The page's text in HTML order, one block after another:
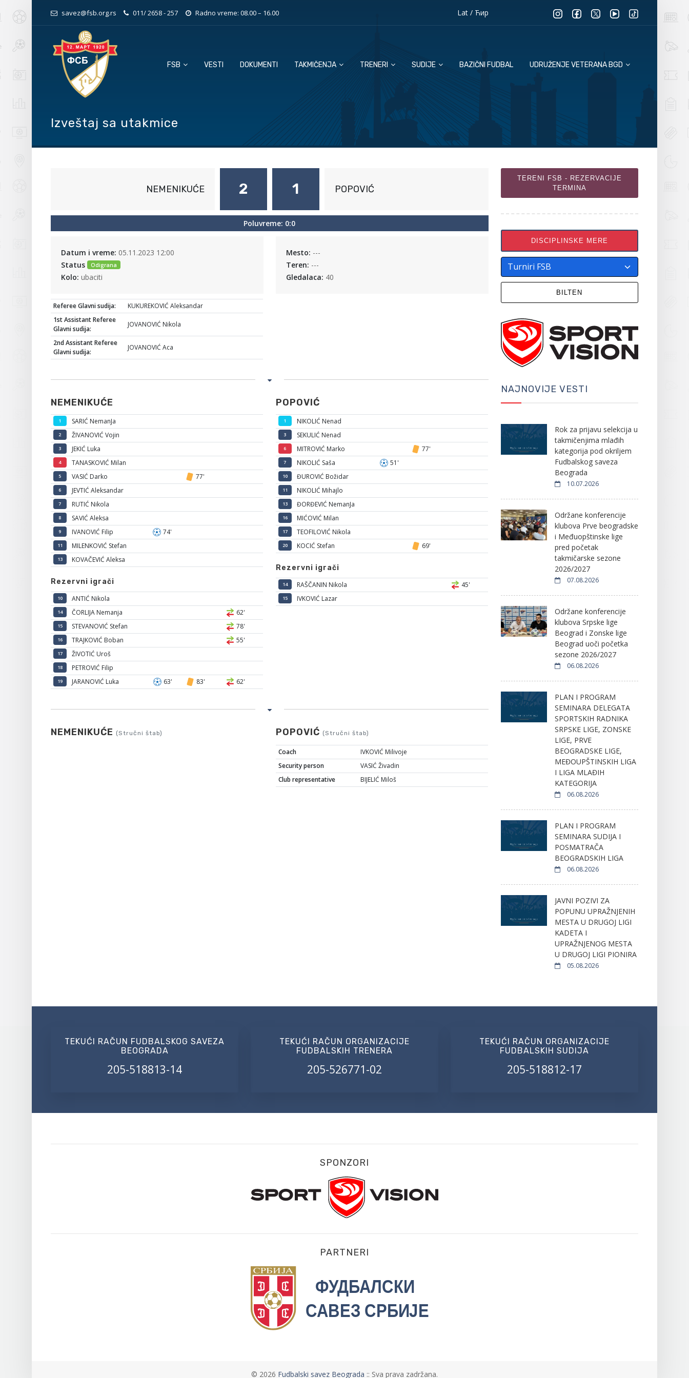
savez@fsb.org.rs 011/ 2658 - 257 Radno vreme: 08.00 – 16.00 Lat/ Ћир
FSB VESTI DOKUMENTI TAKMIČENJA TRENERI SUDIJE BAZIČNI FUDBAL UDRUŽENJE VETERANA BGD
Izveštaj sa utakmice
NEMENIKUĆE 2 1 POPOVIĆ
Poluvreme: 0:0
Datum i vreme: 05.11.2023 12:00
Status
Odigrana
Kolo: ubaciti
Mesto: ---
Teren: ---
Gledalaca: 40
Referee Glavni sudija:
KUKUREKOVIĆ Aleksandar
1st Assistant Referee
Glavni sudija:
JOVANOVIĆ Nikola
2nd Assistant Referee
Glavni sudija:
JOVANOVIĆ Aca
NEMENIKUĆE
1 SARIĆ NemanJa
2 ŽIVANOVIĆ Vojin
3 JEKIĆ Luka
4 TANASKOVIĆ Milan
5 VASIĆ Darko 77'
6 JEVTIĆ Aleksandar
7 RUTIĆ Nikola
8 SAVIĆ Aleksa
9 IVANOVIĆ Filip 74'
11 MILENKOVIĆ Stefan
13 KOVAČEVIĆ Aleksa
Rezervni igrači
10 ANTIĆ Nikola
14 ČORLIJA Nemanja 62'
15 STEVANOVIĆ Stefan 78'
16 TRAJKOVIĆ Boban 55'
17 ŽIVOTIĆ Uroš
18 PETROVIĆ Filip
19 JARANOVIĆ Luka 63' 83' 62'
POPOVIĆ
1 NIKOLIĆ Nenad
3 SEKULIĆ Nenad
6 MITROVIĆ Marko 77'
7 NIKOLIĆ Saša 51'
10 ĐUROVIĆ Božidar
11 NIKOLIĆ Mihajlo
13 ĐORĐEVIĆ NemanJa
16 MIĆOVIĆ Milan
17 TEOFILOVIĆ Nikola
20 KOCIĆ Stefan 69'
Rezervni igrači
14 RAŠČANIN Nikola 45'
15 IVKOVIĆ Lazar
NEMENIKUĆE (Stručni štab) POPOVIĆ (Stručni štab)
Coach
IVKOVIĆ Milivoje
Security person
VASIĆ Živadin
Club representative
BIJELIĆ Miloš
TERENI FSB - REZERVACIJE
TERMINA
DISCIPLINSKE MERE
BILTEN
NAJNOVIJE VESTI
Rok za prijavu selekcija u
takmičenjima mlađih
kategorija pod okriljem
Fudbalskog saveza
Beograda
10.07.2026
Održane konferencije
klubova Prve beogradske
i Međuopštinske lige
pred početak
takmičarske sezone
2026/2027
07.08.2026
Održane konferencije
klubova Srpske lige
Beograd i Zonske lige
Beograd uoči početka
sezone 2026/2027
06.08.2026
PLAN I PROGRAM
SEMINARA DELEGATA
SPORTSKIH RADNIKA
SRPSKE LIGE, ZONSKE
LIGE, PRVE
BEOGRADSKE LIGE,
MEĐOUPŠTINSKIH LIGA
I LIGA MLAĐIH
KATEGORIJA
06.08.2026
PLAN I PROGRAM
SEMINARA SUDIJA I
POSMATRAČA
BEOGRADSKIH LIGA
06.08.2026
JAVNI POZIVI ZA
POPUNU UPRAŽNJENIH
MESTA U DRUGOJ LIGI
KADETA I
UPRAŽNJENOG MESTA
U DRUGOJ LIGI PIONIRA
05.08.2026
TEKUĆI RAČUN FUDBALSKOG SAVEZA
BEOGRADA
205-518813-14
TEKUĆI RAČUN ORGANIZACIJE
FUDBALSKIH TRENERA
205-526771-02
TEKUĆI RAČUN ORGANIZACIJE
FUDBALSKIH SUDIJA
205-518812-17
SPONZORI
PARTNERI
© 2026 Fudbalski savez Beograda :: Sva prava zadržana.